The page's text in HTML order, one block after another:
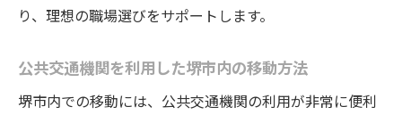
ハローワークを使った堺市内求人の探し方
メリット
堺市での求人フェア参加の利点と準備
り、理想の職場選びをサポートします。
公共交通機関を利用した堺市内の移動方法
堺市内での移動には、公共交通機関の利用が非常に便利